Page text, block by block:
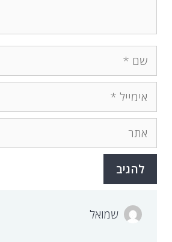
שם
אימייל
אתר
שמואל